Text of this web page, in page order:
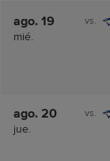
ago. 19
mié.
vs.
ago. 20
jue.
vs.